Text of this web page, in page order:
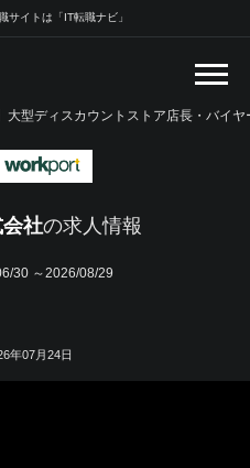
サイトは「IT転職ナビ」
大型ディスカウントストア店長・バイ
社の求人情報
30 ～2026/08/29
年07月24日